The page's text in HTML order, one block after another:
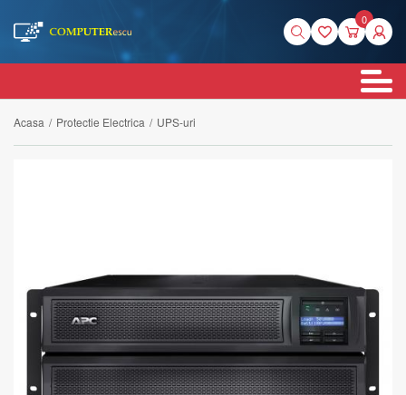
0
Acasa / Protectie Electrica / UPS-uri